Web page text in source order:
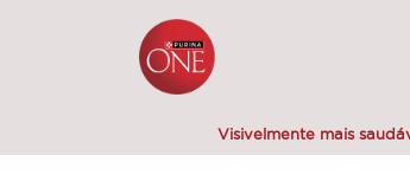
Menú Secundario Purina One
Menú Principal Purina One
Visivelmente mais